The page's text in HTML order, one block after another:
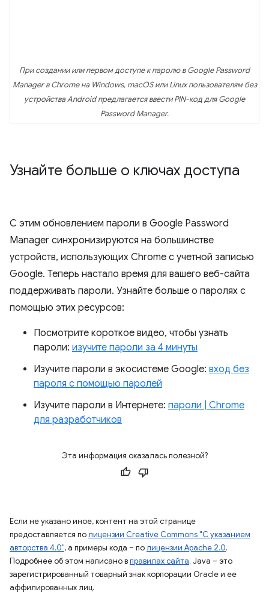
При создании или первом доступе к паролю в Google Password
Manager в Chrome на Windows, macOS или Linux пользователям без
устройства Android предлагается ввести PIN-код для Google
Password Manager.
Узнайте больше о ключах доступа
С этим обновлением пароли в Google Password
Manager синхронизируются на большинстве
устройств, использующих Chrome с учетной записью
Google. Теперь настало время для вашего веб-сайта
поддерживать пароли. Узнайте больше о паролях с
помощью этих ресурсов:
Посмотрите короткое видео, чтобы узнать
пароли: изучите пароли за 4 минуты
Изучите пароли в экосистеме Google: вход без
пароля с помощью паролей
Изучите пароли в Интернете: пароли | Chrome
для разработчиков
Эта информация оказалась полезной?
Если не указано иное, контент на этой странице
предоставляется полицензии Creative Commons "С указанием
авторства 4.0", а примеры кода – полицензии Apache 2.0.
Подробнее об этом написано вправилах сайта. Java – это
зарегистрированный товарный знак корпорации Oracle и ее
аффилированных лиц.